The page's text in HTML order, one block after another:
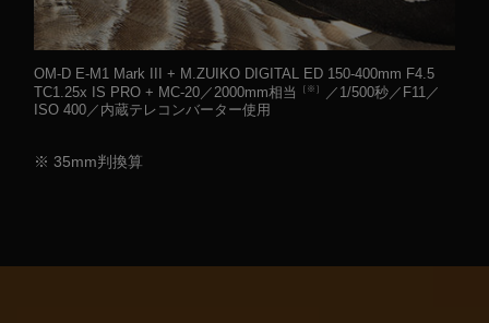
OM-D E-M1 Mark III + M.ZUIKO DIGITAL ED 150-400mm F4.5
TC1.25x IS PRO + MC-20／2000mm相当
［※］
／1/500秒／F11／
ISO 400／内蔵テレコンバーター使用
※ 35mm判換算